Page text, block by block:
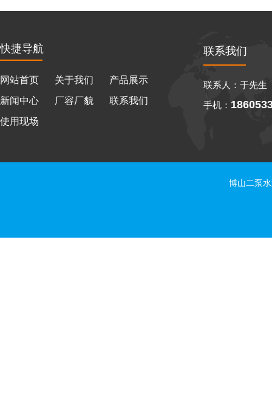
快捷导航
网站首页 关于我们
产品展示
新闻中心
厂容厂貌
联系我们
使用现场
联系我们
联系人：于先生
手机：
博山二泵